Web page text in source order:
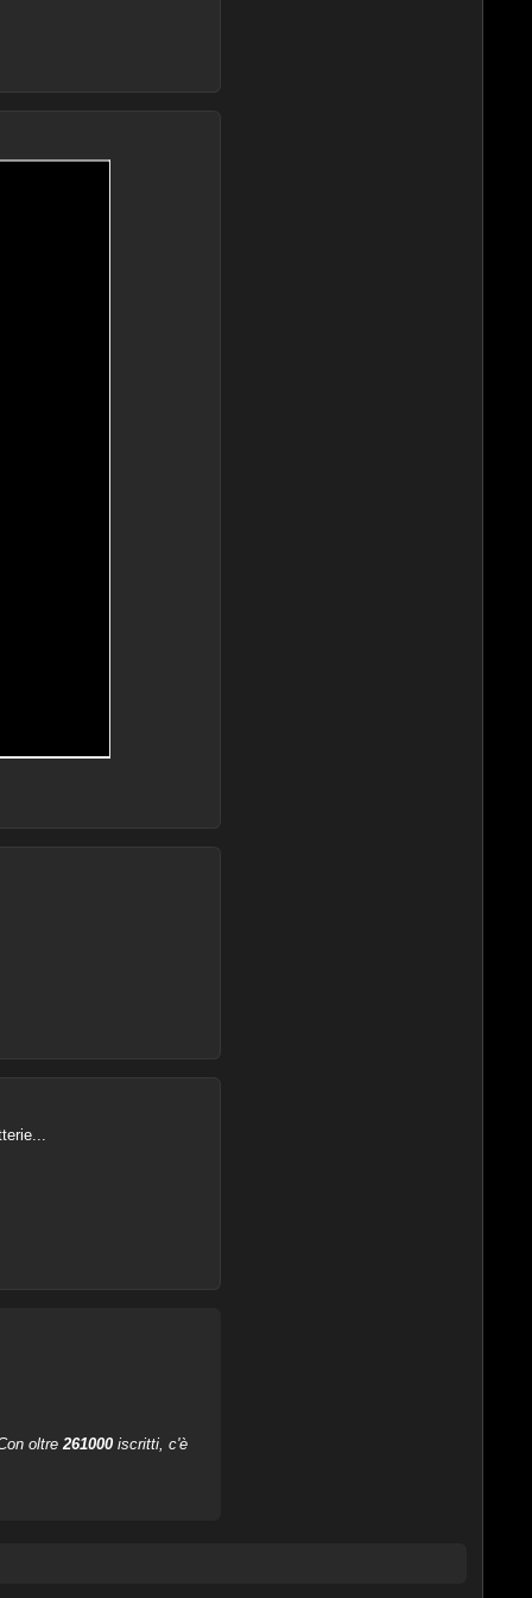
oltre261000iscritti, c'è